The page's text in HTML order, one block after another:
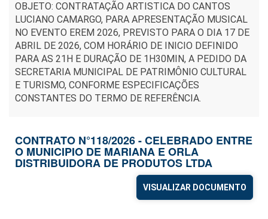
OBJETO: CONTRATAÇÃO ARTISTICA DO CANTOS
LUCIANO CAMARGO, PARA APRESENTAÇÃO MUSICAL
NO EVENTO EREM 2026, PREVISTO PARA O DIA 17 DE
ABRIL DE 2026, COM HORÁRIO DE INICIO DEFINIDO
PARA AS 21H E DURAÇÃO DE 1H30MIN, A PEDIDO DA
SECRETARIA MUNICIPAL DE PATRIMÔNIO CULTURAL
E TURISMO, CONFORME ESPECIFICAÇÕES
CONSTANTES DO TERMO DE REFERÊNCIA.
CONTRATO N°118/2026 - CELEBRADO ENTRE
O MUNICIPIO DE MARIANA E ORLA
DISTRIBUIDORA DE PRODUTOS LTDA
VISUALIZAR DOCUMENTO